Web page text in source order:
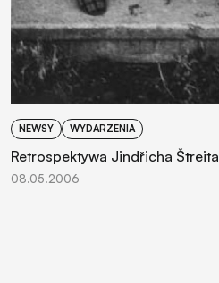
NEWSY WYDARZENIA
Retrospektywa Jindřicha Štreita
08.05.2006